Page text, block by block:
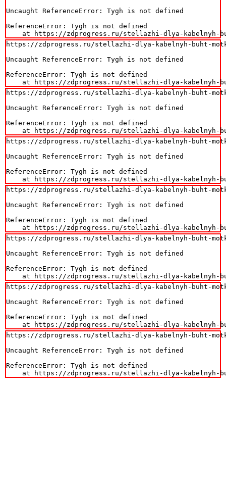
Uncaught ReferenceError: Tygh is not defined
ReferenceError: Tygh is not defined
at https://zdprogress.ru/stellazhi-dlya-kabelnyh-
https://zdprogress.ru/stellazhi-dlya-kabelnyh-buht-
Uncaught ReferenceError: Tygh is not defined
ReferenceError: Tygh is not defined
at https://zdprogress.ru/stellazhi-dlya-kabelnyh-
https://zdprogress.ru/stellazhi-dlya-kabelnyh-buht-
Uncaught ReferenceError: Tygh is not defined
ReferenceError: Tygh is not defined
at https://zdprogress.ru/stellazhi-dlya-kabelnyh-
https://zdprogress.ru/stellazhi-dlya-kabelnyh-buht-
Uncaught ReferenceError: Tygh is not defined
ReferenceError: Tygh is not defined
at https://zdprogress.ru/stellazhi-dlya-kabelnyh-
https://zdprogress.ru/stellazhi-dlya-kabelnyh-buht-
Uncaught ReferenceError: Tygh is not defined
ReferenceError: Tygh is not defined
at https://zdprogress.ru/stellazhi-dlya-kabelnyh-
https://zdprogress.ru/stellazhi-dlya-kabelnyh-buht-
Uncaught ReferenceError: Tygh is not defined
ReferenceError: Tygh is not defined
at https://zdprogress.ru/stellazhi-dlya-kabelnyh-
https://zdprogress.ru/stellazhi-dlya-kabelnyh-buht-
Uncaught ReferenceError: Tygh is not defined
ReferenceError: Tygh is not defined
at https://zdprogress.ru/stellazhi-dlya-kabelnyh-
https://zdprogress.ru/stellazhi-dlya-kabelnyh-buht-
Uncaught ReferenceError: Tygh is not defined
ReferenceError: Tygh is not defined
at https://zdprogress.ru/stellazhi-dlya-kabelnyh-